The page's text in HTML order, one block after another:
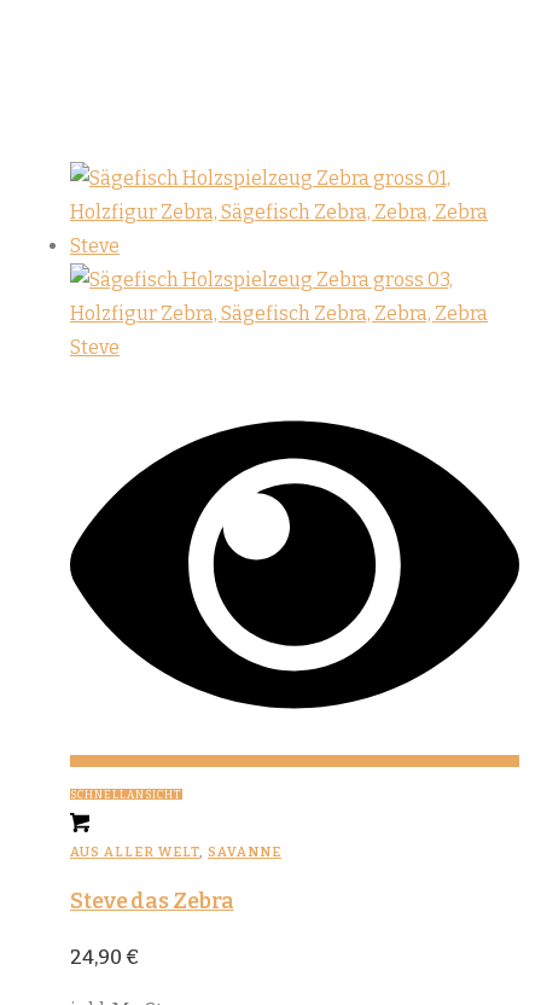
SCHNELLANSICHT
AUS ALLER WELT, SAVANNE
Steve das Zebra
24,90 €